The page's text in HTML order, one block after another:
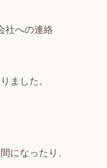
社への連絡
ました。
になったり、